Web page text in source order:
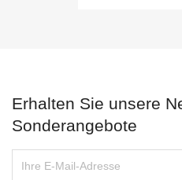
Erhalten Sie unsere
Sonderangebote